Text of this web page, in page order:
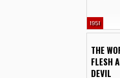
1951
THE
FLESH
DEVIL